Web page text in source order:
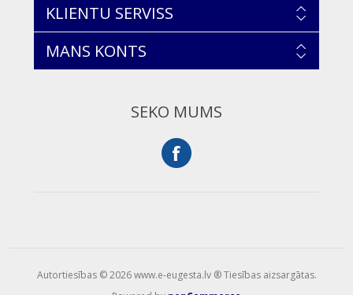
KLIENTU SERVISS
MANS KONTS
SEKO MUMS
Autortiesības © 2026 www.e-eugesta.lv ® Tiesības aizsargātas.